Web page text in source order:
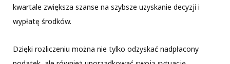
kwartale zwiększa szanse na szybsze uzyskanie decyzji i
wypłatę środków.
Dzięki rozliczeniu można nie tylko odzyskać nadpłacony